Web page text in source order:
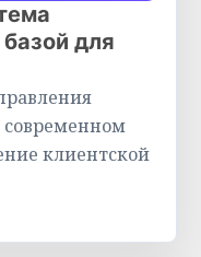
для
современном
клиентской